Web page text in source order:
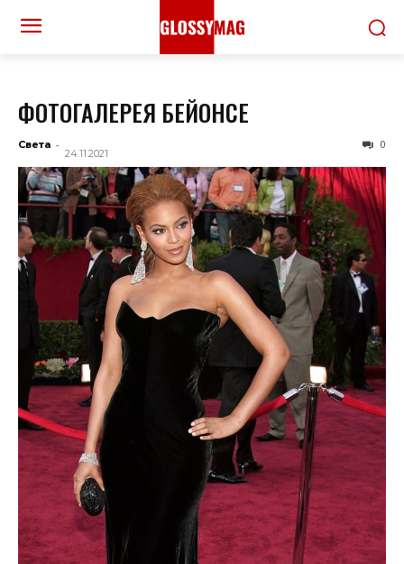
ФОТОГАЛЕРЕЯ БЕЙОНСЕ
Света -
24.11.2021
0